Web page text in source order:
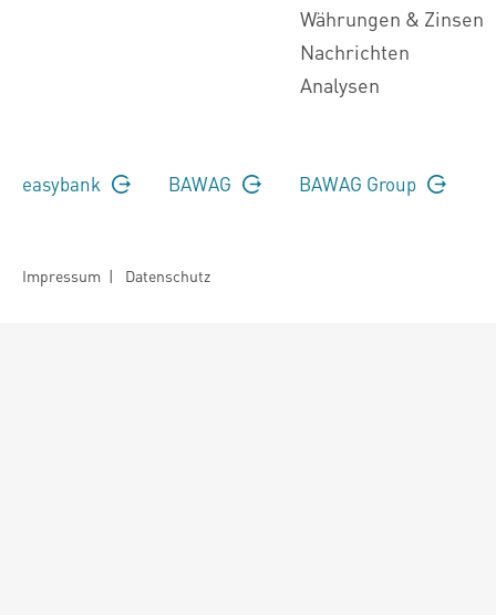
Währungen & Zinsen
Nachrichten
Analysen
easybank BAWAG BAWAG Group
Impressum | Datenschutz